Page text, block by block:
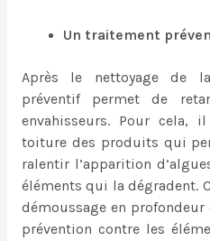
Un traitement
Après le nettoyage de
préventif permet de
envahisseurs. Pour cela,
toiture des produits qui
ralentir l’apparition
éléments qui la dégradent.
démoussage en
prévention contre les